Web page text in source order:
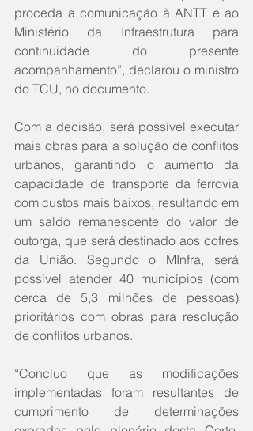
proceda a comunicação à ANTT e ao
Ministério da Infraestrutura para
continuidade do presente
acompanhamento”, declarou o ministro
do TCU, no documento.
Com a decisão, será possível executar
mais obras para a solução de conflitos
urbanos, garantindo o aumento da
capacidade de transporte da ferrovia
com custos mais baixos, resultando em
um saldo remanescente do valor de
outorga, que será destinado aos cofres
da União. Segundo o MInfra, será
possível atender 40 municípios (com
cerca de 5,3 milhões de pessoas)
prioritários com obras para resolução
de conflitos urbanos.
“Concluo que as modificações
implementadas foram resultantes de
cumprimento de determinações